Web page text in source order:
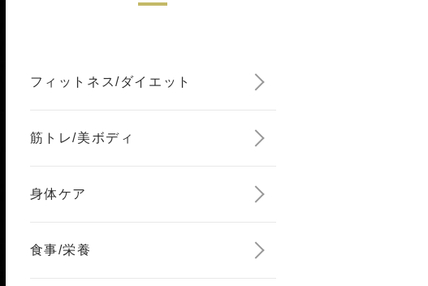
フィットネス/ダイエット
筋トレ/美ボディ
身体ケア
食事/栄養